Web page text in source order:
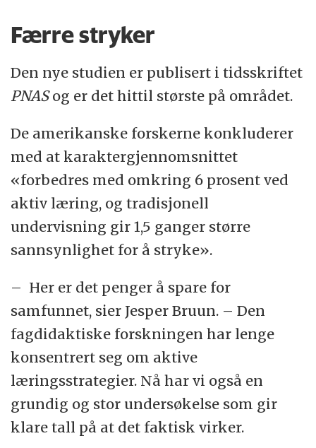
Færre stryker
Den nye studien er publisert i tidsskriftet
PNASog er det hittil største på området.
De amerikanske forskerne konkluderer
med at karaktergjennomsnittet
«forbedres med omkring 6 prosent ved
aktiv læring, og tradisjonell
undervisning gir 1,5 ganger større
sannsynlighet for å stryke».
– Her er det penger å spare for
samfunnet, sier Jesper Bruun. – Den
fagdidaktiske forskningen har lenge
konsentrert seg om aktive
læringsstrategier. Nå har vi også en
grundig og stor undersøkelse som gir
klare tall på at det faktisk virker.